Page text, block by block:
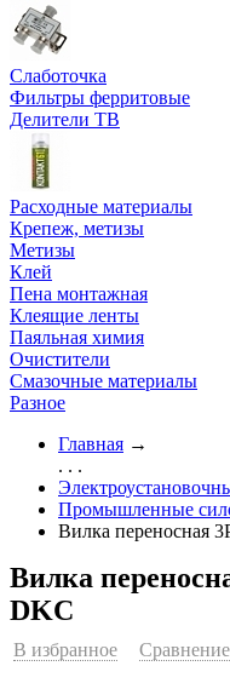
Слаботочка
Фильтры ферритовые
Делители ТВ
Расходные материалы
Крепеж, метизы
Метизы
Клей
Пена монтажная
Клеящие ленты
Паяльная химия
Очистители
Смазочные материалы
Разное
Главная →
. . .
Промышленные
Вилка переносная
Вилка
DKC
В избранное Сравнение